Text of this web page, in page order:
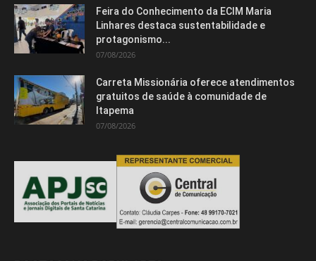
Feira do Conhecimento da ECIM Maria
Linhares destaca sustentabilidade e
protagonismo...
07/08/2026
Carreta Missionária oferece atendimentos
gratuitos de saúde à comunidade de
Itapema
07/08/2026